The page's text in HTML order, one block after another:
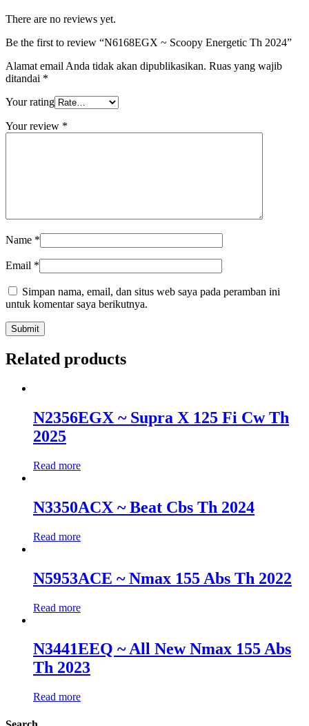
There are no reviews yet.
Be the first to review “N6168EGX ~ Scoopy Energetic Th 2024”
Alamat email Anda tidak akan dipublikasikan. Ruas yang wajib
ditandai *
Your rating
Your review *
Name *
Email *
Simpan nama, email, dan situs web saya pada peramban ini
untuk komentar saya berikutnya.
Related products
N2356EGX ~ Supra X 125 Fi Cw Th
2025
Read more
N3350ACX ~ Beat Cbs Th 2024
Read more
N5953ACE ~ Nmax 155 Abs Th 2022
Read more
N3441EEQ ~ All New Nmax 155 Abs
Th 2023
Read more